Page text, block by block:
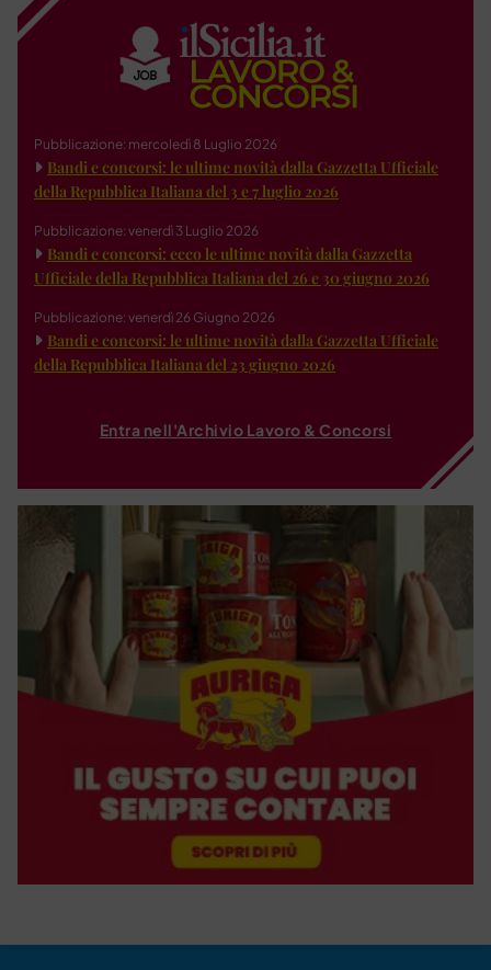
Pubblicazione: mercoledì 8 Luglio 2026
Bandi e concorsi: le ultime novità dalla Gazzetta Ufficiale
della Repubblica Italiana del 3 e 7 luglio 2026
Pubblicazione: venerdì 3 Luglio 2026
Bandi e concorsi: ecco le ultime novità dalla Gazzetta
Ufficiale della Repubblica Italiana del 26 e 30 giugno 2026
Pubblicazione: venerdì 26 Giugno 2026
Bandi e concorsi: le ultime novità dalla Gazzetta Ufficiale
della Repubblica Italiana del 23 giugno 2026
Entra nell'Archivio Lavoro & Concorsi